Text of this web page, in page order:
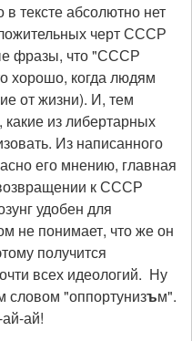
тексте абсолютно нет
черт СССР
фразы, что "СССР
хорошо, когда людям
от жизни). И, тем
из либертарных
Из написанного
его мнению, главная
к СССР
удобен для
не понимает, что же он
получится
всех идеологий. Ну
словом "оппортунизъм".
ай!